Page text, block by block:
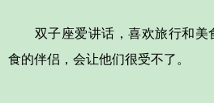
双子座爱讲话，喜欢旅行和美
食的伴侣，会让他们很受不了。